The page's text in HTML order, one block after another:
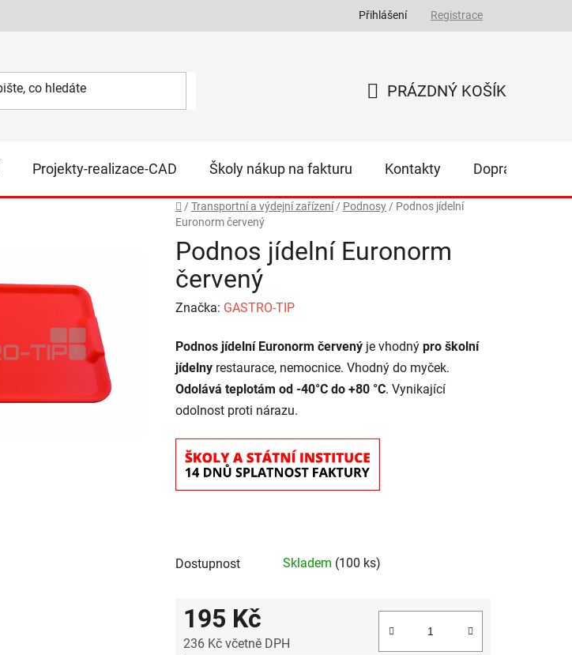
Přihlášení Registrace
PRÁZDNÝ KOŠÍK
Projekty-realizace-CAD Školy nákup na fakturu Kontakty Doprava
Domů
/ Transportní a výdejní zařízení / Podnosy / Podnos jídelní
Euronorm červený
Podnos jídelní Euronorm
červený
Značka: GASTRO-TIP
Podnos jídelní Euronorm červený je vhodný pro školní
jídelny restaurace, nemocnice. Vhodný do myček.
Odolává teplotám od -40°C do +80 °C. Vynikající
odolnost proti nárazu.
Dostupnost Skladem (100 ks)
195 Kč
236 Kč včetně DPH